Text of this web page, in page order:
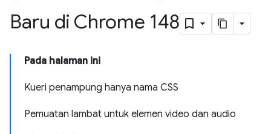
Baru di Chrome 148
Pada halaman ini
Kueri penampung hanya nama CSS
Pemuatan lambat untuk elemen video dan audio